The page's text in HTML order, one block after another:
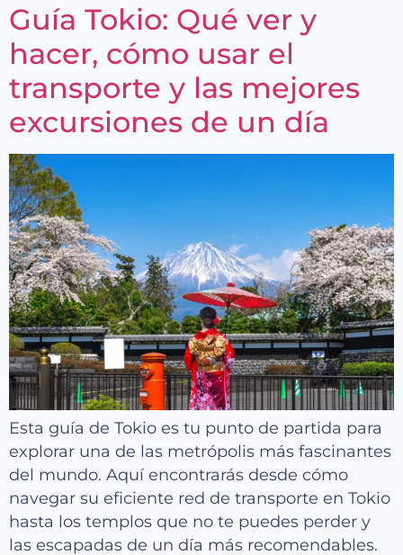
Guía Tokio: Qué ver y
hacer, cómo usar el
transporte y las mejores
excursiones de un día
Esta guía de Tokio es tu punto de partida para
explorar una de las metrópolis más fascinantes
del mundo. Aquí encontrarás desde cómo
navegar su eficiente red de transporte en Tokio
hasta los templos que no te puedes perder y
las escapadas de un día más recomendables.